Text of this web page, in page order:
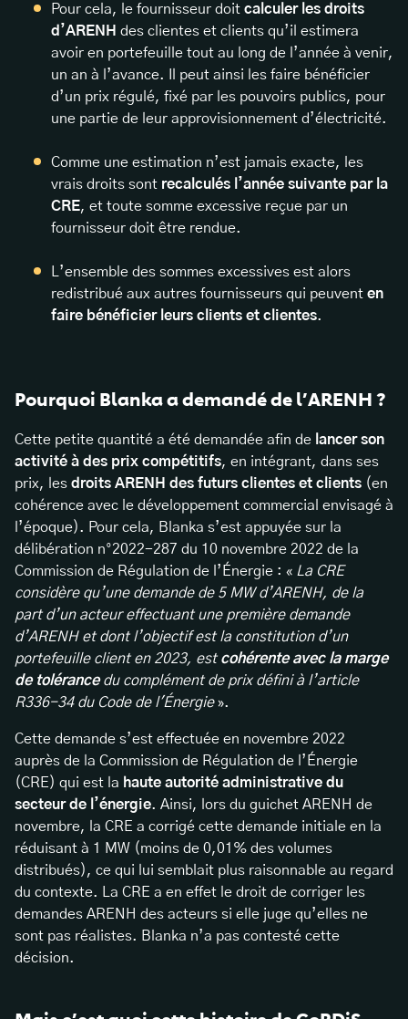
Pour cela, le fournisseur doit calculer les droits
d’ARENH des clientes et clients qu’il estimera
avoir en portefeuille tout au long de l’année à venir,
un an à l’avance. Il peut ainsi les faire bénéficier
d’un prix régulé, fixé par les pouvoirs publics, pour
une partie de leur approvisionnement d’électricité.
Comme une estimation n’est jamais exacte, les
vrais droits sont recalculés l’année suivante par la
CRE, et toute somme excessive reçue par un
fournisseur doit être rendue.
L’ensemble des sommes excessives est alors
redistribué aux autres fournisseurs qui peuvent en
faire bénéficier leurs clients et clientes.
Pourquoi Blanka a demandé de l’ARENH ?
Cette petite quantité a été demandée afin de lancer son
activité à des prix compétitifs, en intégrant, dans ses
prix, les droits ARENH des futurs clientes et clients (en
cohérence avec le développement commercial envisagé à
l’époque). Pour cela, Blanka s’est appuyée sur la
délibération n°2022-287 du 10 novembre 2022 de la
Commission de Régulation de l’Énergie : « La CRE
considère qu’une demande de 5 MW d’ARENH, de la
part d’un acteur effectuant une première demande
d’ARENH et dont l’objectif est la constitution d’un
portefeuille client en 2023, estcohérente avec la marge
de tolérancedu complément de prix défini à l’article
R336-34 du Code de l'Énergie».
Cette demande s’est effectuée en novembre 2022
auprès de la Commission de Régulation de l’Énergie
(CRE) qui est la haute autorité administrative du
secteur de l’énergie. Ainsi, lors du guichet ARENH de
novembre, la CRE a corrigé cette demande initiale en la
réduisant à 1 MW (moins de 0,01% des volumes
distribués), ce qui lui semblait plus raisonnable au regard
du contexte. La CRE a en effet le droit de corriger les
demandes ARENH des acteurs si elle juge qu’elles ne
sont pas réalistes. Blanka n’a pas contesté cette
décision.